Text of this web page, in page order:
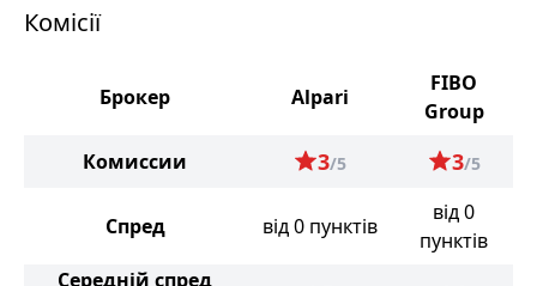
Комісії
Брокер Alpari
FIBO
Group
Комиссии
3/5 3/5
Спред від 0 пунктів
від 0
пунктів
Середній спред